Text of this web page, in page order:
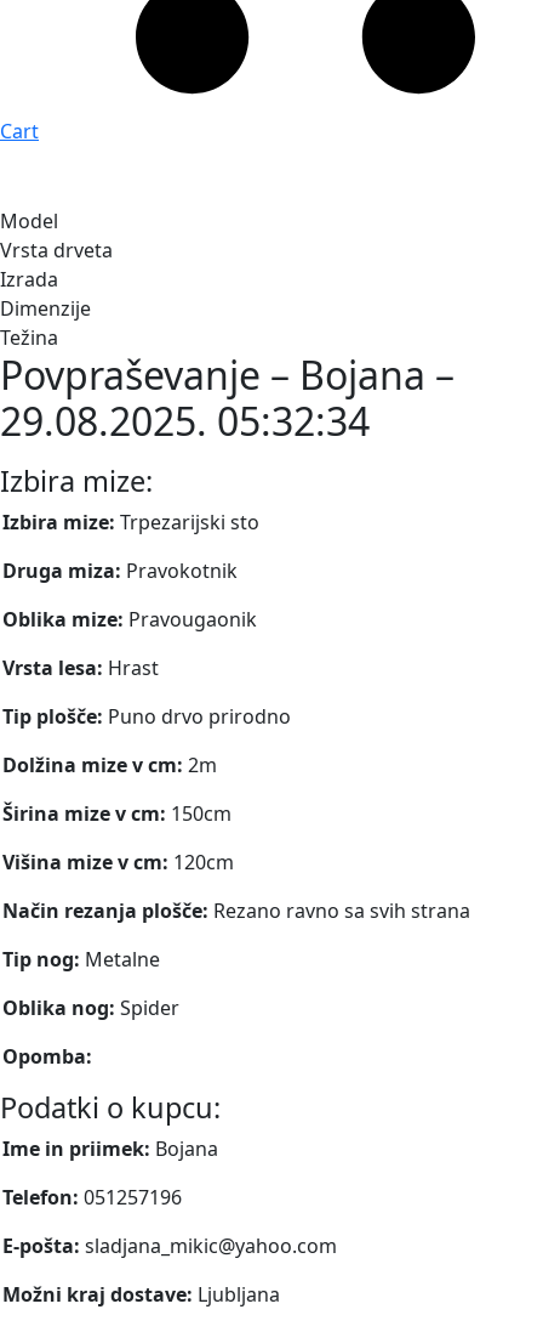
Cart
Model
Vrsta drveta
Izrada
Dimenzije
Težina
Povpraševanje – Bojana –
29.08.2025. 05:32:34
Izbira mize:
Izbira mize: Trpezarijski sto
Druga miza: Pravokotnik
Oblika mize: Pravougaonik
Vrsta lesa: Hrast
Tip plošče: Puno drvo prirodno
Dolžina mize v cm: 2m
Širina mize v cm: 150cm
Višina mize v cm: 120cm
Način rezanja plošče: Rezano ravno sa svih strana
Tip nog: Metalne
Oblika nog: Spider
Opomba:
Podatki o kupcu:
Ime in priimek: Bojana
Telefon: 051257196
E-pošta: sladjana_mikic@yahoo.com
Možni kraj dostave: Ljubljana